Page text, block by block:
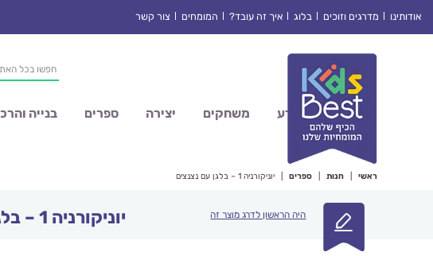
אודותינו מדרגים וזוכים בלוג איך זה עובד? המומחים צור קשר
Products
search
מדע משחקים יצירה ספרים בנייה
ראשי חנות ספרים יוניקורניה 1 – בלגן עם נצנצים
היה הראשון לדרג מוצר זה יוניקורניה 1 – בלגן עם נצנצים